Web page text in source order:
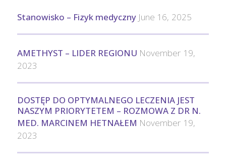
Stanowisko – Fizyk medyczny June 16, 2025
AMETHYST – LIDER REGIONU November 19,
2023
DOSTĘP DO OPTYMALNEGO LECZENIA JEST
NASZYM PRIORYTETEM – ROZMOWA Z DR N.
MED. MARCINEM HETNAŁEM November 19,
2023